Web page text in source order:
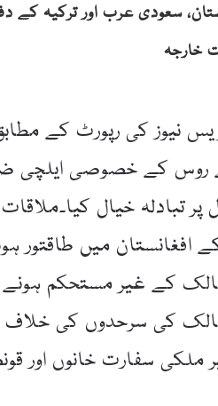
سعودی عرب اور ترکیہ کے
خارجہ
نیوز کی رپورٹ کے
روس کے خصوصی ایلچی
تبادلہ خیال
افغانستان میں
کے غیر مستحکم
کی سرحدوں کی خلاف
ملکی سفارت خانوں